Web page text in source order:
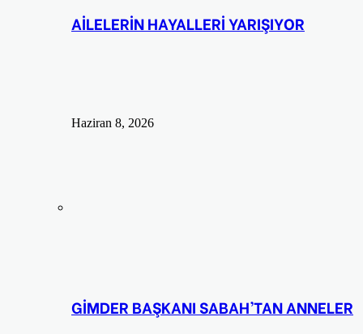
AİLELERİN HAYALLERİ YARIŞIYOR
Haziran 8, 2026
GİMDER BAŞKANI SABAH’TAN ANNELER